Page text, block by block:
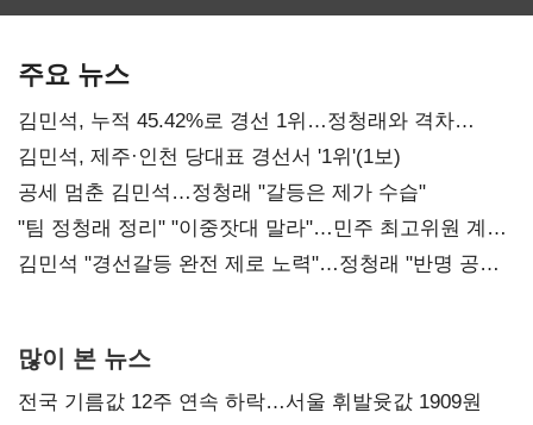
주요 뉴스
김민석, 누적 45.42%로 경선 1위…정청래와 격차
0.86%p(2보)
김민석, 제주·인천 당대표 경선서 '1위'(1보)
공세 멈춘 김민석…정청래 "갈등은 제가 수습"
"팀 정청래 정리" "이중잣대 말라"…민주 최고위원 계파
다툼 격화
김민석 "경선갈등 완전 제로 노력"…정청래 "반명 공세
많이 본 뉴스
전국 기름값 12주 연속 하락…서울 휘발윳값 1909원